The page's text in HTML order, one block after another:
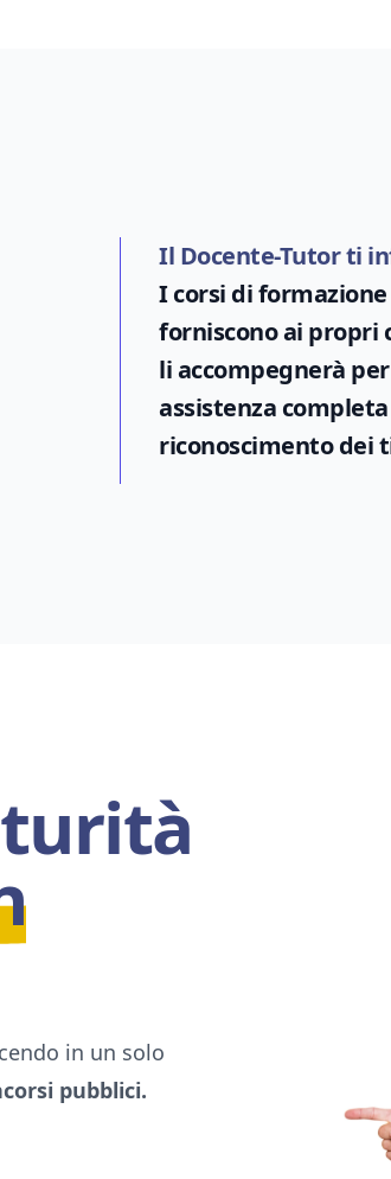
Il Docente-Tutor ti
I corsi di
forniscono ai propri
li accompegnerà
assistenza
riconoscimento dei
in un solo
pubblici.